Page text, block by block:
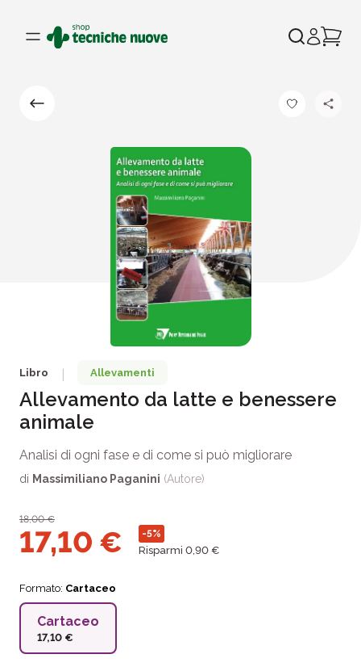
Libro Allevamenti
Allevamento da latte e benessere
animale
Analisi di ogni fase e di come si può migliorare
di Massimiliano Paganini (Autore)
18,00€
17,10 € -5%
Risparmi 0,90 €
Formato: Cartaceo
Cartaceo
17,10 €